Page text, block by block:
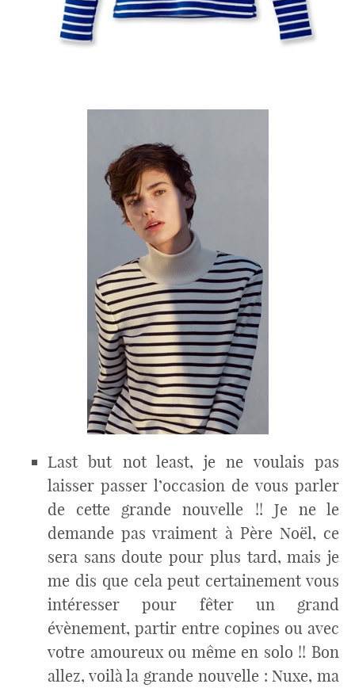
Last but not least, je ne voulais pas
laisser passer l’occasion de vous parler
de cette grande nouvelle !! Je ne le
demande pas vraiment à Père Noël, ce
sera sans doute pour plus tard, mais je
me dis que cela peut certainement vous
intéresser pour fêter un grand
évènement, partir entre copines ou avec
votre amoureux ou même en solo !! Bon
allez, voilà la grande nouvelle : Nuxe, ma